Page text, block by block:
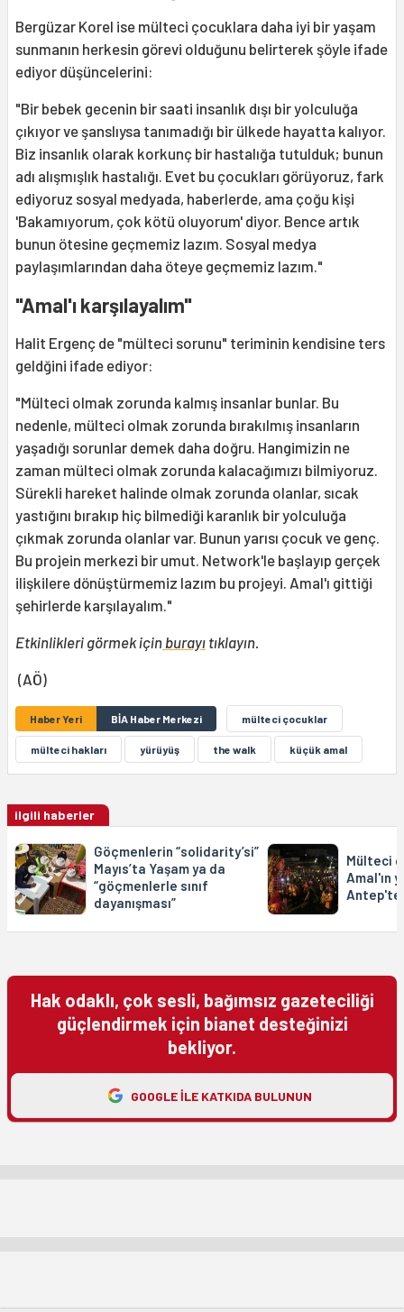
Bergüzar Korel ise mülteci çocuklara daha iyi bir yaşam
sunmanın herkesin görevi olduğunu belirterek şöyle ifade
ediyor düşüncelerini:
"Bir bebek gecenin bir saati insanlık dışı bir yolculuğa
çıkıyor ve şanslıysa tanımadığı bir ülkede hayatta kalıyor.
Biz insanlık olarak korkunç bir hastalığa tutulduk; bunun
adı alışmışlık hastalığı. Evet bu çocukları görüyoruz, fark
ediyoruz sosyal medyada, haberlerde, ama çoğu kişi
'Bakamıyorum, çok kötü oluyorum' diyor. Bence artık
bunun ötesine geçmemiz lazım. Sosyal medya
paylaşımlarından daha öteye geçmemiz lazım."
"Amal'ı karşılayalım"
Halit Ergenç de "mülteci sorunu" teriminin kendisine ters
geldğini ifade ediyor:
"Mülteci olmak zorunda kalmış insanlar bunlar. Bu
nedenle, mülteci olmak zorunda bırakılmış insanların
yaşadığı sorunlar demek daha doğru. Hangimizin ne
zaman mülteci olmak zorunda kalacağımızı bilmiyoruz.
Sürekli hareket halinde olmak zorunda olanlar, sıcak
yastığını bırakıp hiç bilmediği karanlık bir yolculuğa
çıkmak zorunda olanlar var. Bunun yarısı çocuk ve genç.
Bu projein merkezi bir umut. Network'le başlayıp gerçek
ilişkilere dönüştürmemiz lazım bu projeyi. Amal'ı gittiği
şehirlerde karşılayalım."
Etkinlikleri görmek için burayı tıklayın.
(AÖ)
Haber Yeri BİA Haber Merkezi mülteci çocuklar
mülteci hakları yürüyüş the walk küçük amal
ilgili haberler
Göçmenlerin “solidarity’si”
Mayıs’ta Yaşam ya da
“göçmenlerle sınıf
dayanışması”
Mülteci
Amal'ın
Hak odaklı, çok sesli, bağımsız gazeteciliği
güçlendirmek için bianet desteğinizi
bekliyor.
GOOGLE ILE KATKIDA BULUNUN